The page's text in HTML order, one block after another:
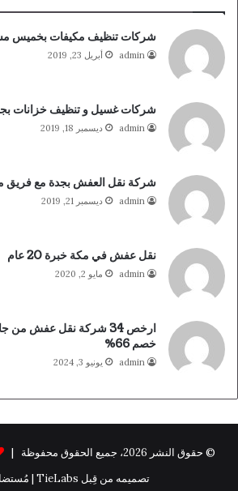
شركات تنظيف مكيفات بخميس
admin أبريل 23, 2019
شركات غسيل و تنظيف خزانات
admin ديسمبر 18, 2019
شركة نقل العفش بجدة مع فريق
admin ديسمبر 21, 2019
نقل عفش في مكة خبرة 20 عام
admin مايو 2, 2020
ارخص 34 شركة نقل عفش
خصم 66%
admin يونيو 3, 2024
© حقوق النشر 2026، جميع الحقوق محفوظة |
تصميمه من قِبل TieLabs | مُستضاف بفخر